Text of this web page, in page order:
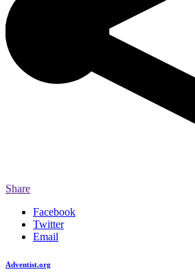
Share
Facebook
Twitter
Email
Adventist.org